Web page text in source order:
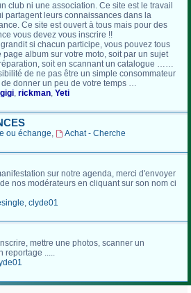
club ni une association. Ce site est le travail
partagent leurs connaissances dans la
Ce site est ouvert à tous mais pour des
vous devez vous inscrire !!
si chacun participe, vous pouvez tous
album sur votre moto, soit par un sujet
soit en scannant un catalogue ……
de ne pas être un simple consommateur
donner un peu de votre temps …
gigi, rickman, Yeti
ou échange,
Achat - Cherche
sur notre agenda, merci d'envoyer
nos modérateurs en cliquant sur son nom ci
, clyde01
mettre une photos, scanner un
reportage .....